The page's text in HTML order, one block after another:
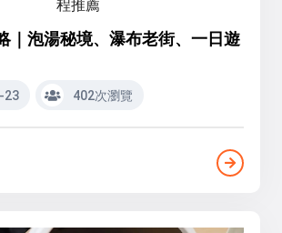
｜泡湯秘境、瀑布老街、一日遊
23 402次瀏覽